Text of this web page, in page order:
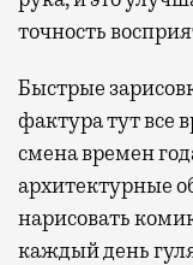
точность
Быстрые
фактура тут все
смена времен
архитектурные
нарисовать
каждый день